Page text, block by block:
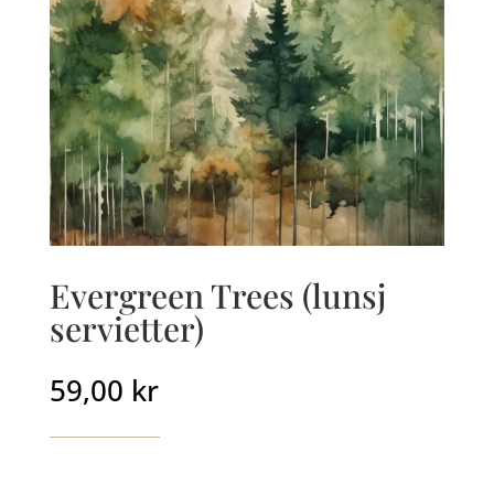
Evergreen Trees (lunsj
servietter)
59,00 kr